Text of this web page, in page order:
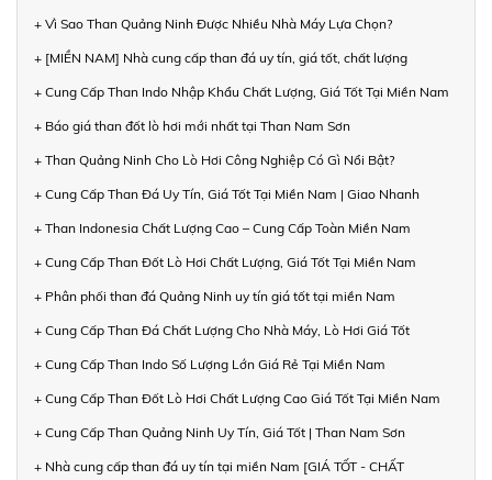
+ Vì Sao Than Quảng Ninh Được Nhiều Nhà Máy Lựa Chọn?
+ [MIỀN NAM] Nhà cung cấp than đá uy tín, giá tốt, chất lượng
+ Cung Cấp Than Indo Nhập Khẩu Chất Lượng, Giá Tốt Tại Miền Nam
+ Báo giá than đốt lò hơi mới nhất tại Than Nam Sơn
+ Than Quảng Ninh Cho Lò Hơi Công Nghiệp Có Gì Nổi Bật?
+ Cung Cấp Than Đá Uy Tín, Giá Tốt Tại Miền Nam | Giao Nhanh
+ Than Indonesia Chất Lượng Cao – Cung Cấp Toàn Miền Nam
+ Cung Cấp Than Đốt Lò Hơi Chất Lượng, Giá Tốt Tại Miền Nam
+ Phân phối than đá Quảng Ninh uy tín giá tốt tại miền Nam
+ Cung Cấp Than Đá Chất Lượng Cho Nhà Máy, Lò Hơi Giá Tốt
+ Cung Cấp Than Indo Số Lượng Lớn Giá Rẻ Tại Miền Nam
+ Cung Cấp Than Đốt Lò Hơi Chất Lượng Cao Giá Tốt Tại Miền Nam
+ Cung Cấp Than Quảng Ninh Uy Tín, Giá Tốt | Than Nam Sơn
+ Nhà cung cấp than đá uy tín tại miền Nam [GIÁ TỐT - CHẤT